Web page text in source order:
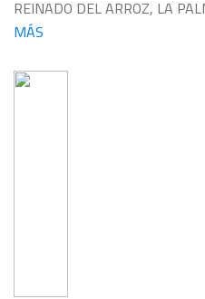
REINADO DEL ARROZ, LA
MÁS